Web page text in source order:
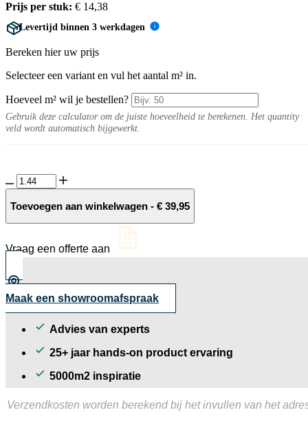
Prijs per stuk: € 14,38
Levertijd binnen 3 werkdagen i
Bereken hier uw prijs
Selecteer een variant en vul het aantal m² in.
Hoeveel m² wil je bestellen?
Gebruik deze calculator om de juiste hoeveelheid te berekenen. Het quantity
veld wordt automatisch bijgewerkt.
Ceramica
Mirado
Grafite
Toevoegen aan winkelwagen - € 39,95
Vraag een offerte aan
Maak een showroomafspraak
Advies van experts
25+ jaar hands-on product ervaring
5000m2 inspiratie
Verzendkosten worden berekend bij het invullen van het